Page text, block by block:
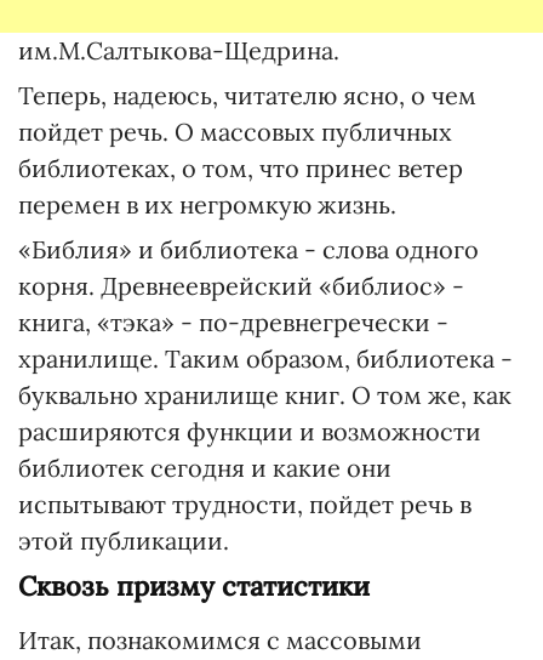
им.М.Салтыкова-Щедрина.
Теперь, надеюсь, читателю ясно, о чем
пойдет речь. О массовых публичных
библиотеках, о том, что принес ветер
перемен в их негромкую жизнь.
«Библия» и библиотека - слова одного
корня. Древнееврейский «библиос» -
книга, «тэка» - по-древнегречески -
хранилище. Таким образом, библиотека -
буквально хранилище книг. О том же, как
расширяются функции и возможности
библиотек сегодня и какие они
испытывают трудности, пойдет речь в
этой публикации.
Сквозь призму статистики
Итак, познакомимся с массовыми